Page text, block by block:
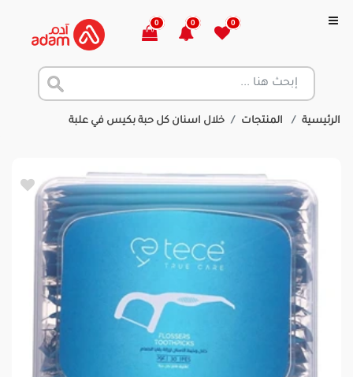
0
0
0
الرئيسية المنتجات خلال اسنان كل حبة بكيس في علبة